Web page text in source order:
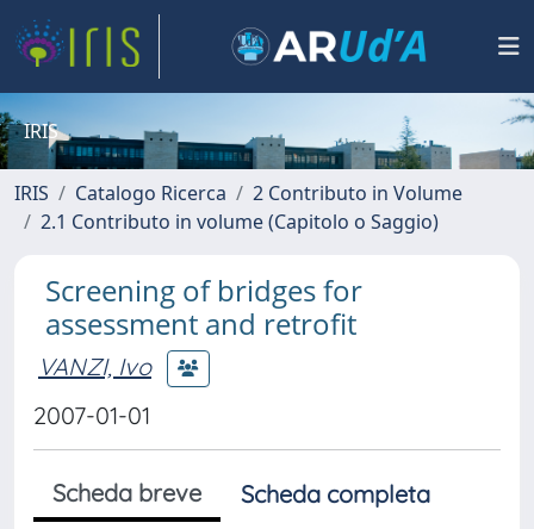
IRIS
IRIS Catalogo Ricerca
2 Contributo in Volume
2.1 Contributo in volume (Capitolo o Saggio)
Screening of bridges for
assessment and retrofit
VANZI, Ivo
2007-01-01
Scheda breve
Scheda completa